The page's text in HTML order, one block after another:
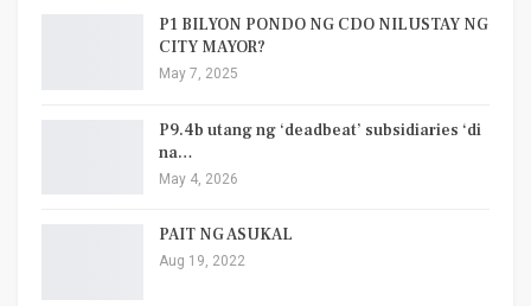
P1 BILYON PONDO NG CDO NILUSTAY NG
CITY MAYOR?
May 7, 2025
P9.4b utang ng ‘deadbeat’ subsidiaries ‘di
na…
May 4, 2026
PAIT NG ASUKAL
Aug 19, 2022